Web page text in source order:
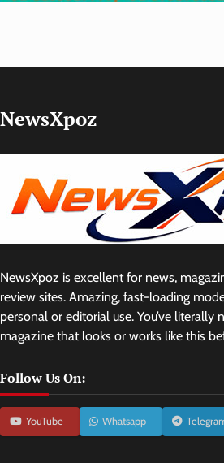
NewsXpoz
NewsXpoz is excellent for news,
review sites. Amazing, fast-loading
personal or editorial use. You’ve literally
magazine that looks or works like this
Follow Us On:
YouTube Whatsapp